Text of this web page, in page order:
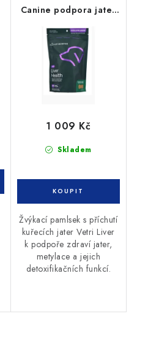
Canine podpora jater
Skladem
1 009 Kč
Žvýkací pamlsek s příchutí
kuřecích jater Vetri Liver
k podpoře zdraví jater,
metylace a jejich
detoxifikačních funkcí.